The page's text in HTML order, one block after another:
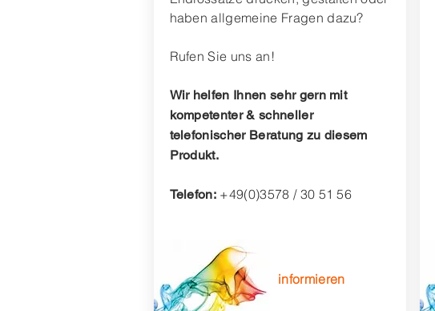
informieren
haben allgemeine Fragen dazu?
Rufen Sie uns an!
Wir helfen Ihnen sehr gern mit
kompetenter & schneller
telefonischer Beratung zu diesem
Produkt.
Telefon: +49(0)3578 / 30 51 56